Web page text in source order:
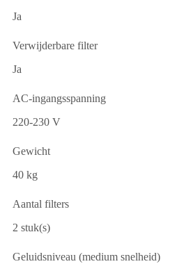
Ja
Verwijderbare filter
Ja
AC-ingangsspanning
220-230 V
Gewicht
40 kg
Aantal filters
2 stuk(s)
Geluidsniveau (medium snelheid)